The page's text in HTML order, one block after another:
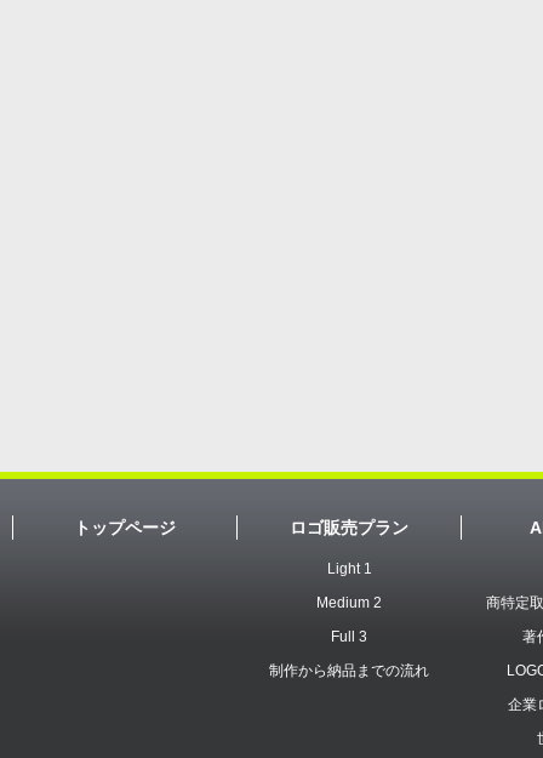
トップページ ロゴ販売プラン
Light 1
Medium 2
Full 3
制作から納品までの流れ
商特定
著
企業